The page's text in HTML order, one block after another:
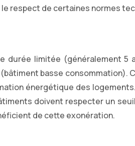
de certaines normes
limitée (généralement 5
basse consommation).
énergétique des
doivent respecter un
de cette exonération.